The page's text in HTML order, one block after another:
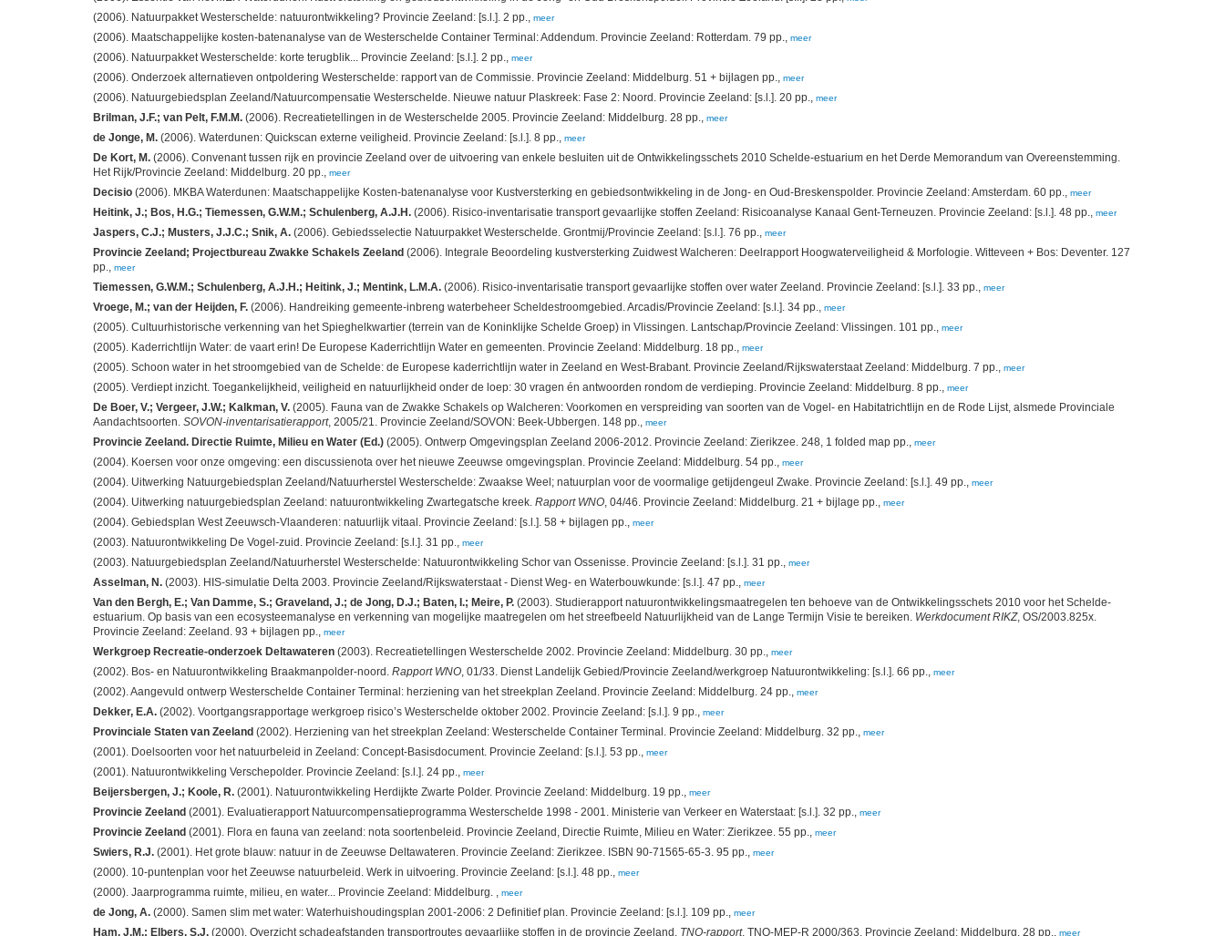
(2006). Natuurpakket Westerschelde: natuurontwikkeling? Provincie Zeeland: [s.l.]. 2 pp., meer
(2006). Maatschappelijke kosten-batenanalyse van de Westerschelde Container Terminal: Addendum. Provincie Zeeland: Rotterdam. 79 pp., meer
(2006). Natuurpakket Westerschelde: korte terugblik... Provincie Zeeland: [s.l.]. 2 pp., meer
(2006). Onderzoek alternatieven ontpoldering Westerschelde: rapport van de Commissie. Provincie Zeeland: Middelburg. 51 + bijlagen pp., meer
(2006). Natuurgebiedsplan Zeeland/Natuurcompensatie Westerschelde. Nieuwe natuur Plaskreek: Fase 2: Noord. Provincie Zeeland: [s.l.]. 20 pp., meer
Brilman, J.F.; van Pelt, F.M.M. (2006). Recreatietellingen in de Westerschelde 2005. Provincie Zeeland: Middelburg. 28 pp., meer
de Jonge, M. (2006). Waterdunen: Quickscan externe veiligheid. Provincie Zeeland: [s.l.]. 8 pp., meer
De Kort, M. (2006). Convenant tussen rijk en provincie Zeeland over de uitvoering van enkele besluiten uit de Ontwikkelingsschets 2010 Schelde-estuarium en het Derde Memorandum van Overeenstemming.
Het Rijk/Provincie Zeeland: Middelburg. 20 pp., meer
Decisio (2006). MKBA Waterdunen: Maatschappelijke Kosten-batenanalyse voor Kustversterking en gebiedsontwikkeling in de Jong- en Oud-Breskenspolder. Provincie Zeeland: Amsterdam. 60 pp., meer
Heitink, J.; Bos, H.G.; Tiemessen, G.W.M.; Schulenberg, A.J.H. (2006). Risico-inventarisatie transport gevaarlijke stoffen Zeeland: Risicoanalyse Kanaal Gent-Terneuzen. Provincie Zeeland: [s.l.]. 48 pp., meer
Jaspers, C.J.; Musters, J.J.C.; Snik, A. (2006). Gebiedsselectie Natuurpakket Westerschelde. Grontmij/Provincie Zeeland: [s.l.]. 76 pp., meer
Provincie Zeeland; Projectbureau Zwakke Schakels Zeeland (2006). Integrale Beoordeling kustversterking Zuidwest Walcheren: Deelrapport Hoogwaterveiligheid & Morfologie. Witteveen + Bos: Deventer. 127
pp., meer
Tiemessen, G.W.M.; Schulenberg, A.J.H.; Heitink, J.; Mentink, L.M.A. (2006). Risico-inventarisatie transport gevaarlijke stoffen over water Zeeland. Provincie Zeeland: [s.l.]. 33 pp., meer
Vroege, M.; van der Heijden, F. (2006). Handreiking gemeente-inbreng waterbeheer Scheldestroomgebied. Arcadis/Provincie Zeeland: [s.l.]. 34 pp., meer
(2005). Cultuurhistorische verkenning van het Spieghelkwartier (terrein van de Koninklijke Schelde Groep) in Vlissingen. Lantschap/Provincie Zeeland: Vlissingen. 101 pp., meer
(2005). Kaderrichtlijn Water: de vaart erin! De Europese Kaderrichtlijn Water en gemeenten. Provincie Zeeland: Middelburg. 18 pp., meer
(2005). Schoon water in het stroomgebied van de Schelde: de Europese kaderrichtlijn water in Zeeland en West-Brabant. Provincie Zeeland/Rijkswaterstaat Zeeland: Middelburg. 7 pp., meer
(2005). Verdiept inzicht. Toegankelijkheid, veiligheid en natuurlijkheid onder de loep: 30 vragen én antwoorden rondom de verdieping. Provincie Zeeland: Middelburg. 8 pp., meer
De Boer, V.; Vergeer, J.W.; Kalkman, V. (2005). Fauna van de Zwakke Schakels op Walcheren: Voorkomen en verspreiding van soorten van de Vogel- en Habitatrichtlijn en de Rode Lijst, alsmede Provinciale
Aandachtsoorten. SOVON-inventarisatierapport, 2005/21. Provincie Zeeland/SOVON: Beek-Ubbergen. 148 pp., meer
Provincie Zeeland. Directie Ruimte, Milieu en Water (Ed.) (2005). Ontwerp Omgevingsplan Zeeland 2006-2012. Provincie Zeeland: Zierikzee. 248, 1 folded map pp., meer
(2004). Koersen voor onze omgeving: een discussienota over het nieuwe Zeeuwse omgevingsplan. Provincie Zeeland: Middelburg. 54 pp., meer
(2004). Uitwerking Natuurgebiedsplan Zeeland/Natuurherstel Westerschelde: Zwaakse Weel; natuurplan voor de voormalige getijdengeul Zwake. Provincie Zeeland: [s.l.]. 49 pp., meer
(2004). Uitwerking natuurgebiedsplan Zeeland: natuurontwikkeling Zwartegatsche kreek. Rapport WNO, 04/46. Provincie Zeeland: Middelburg. 21 + bijlage pp., meer
(2004). Gebiedsplan West Zeeuwsch-Vlaanderen: natuurlijk vitaal. Provincie Zeeland: [s.l.]. 58 + bijlagen pp., meer
(2003). Natuurontwikkeling De Vogel-zuid. Provincie Zeeland: [s.l.]. 31 pp., meer
(2003). Natuurgebiedsplan Zeeland/Natuurherstel Westerschelde: Natuurontwikkeling Schor van Ossenisse. Provincie Zeeland: [s.l.]. 31 pp., meer
Asselman, N. (2003). HIS-simulatie Delta 2003. Provincie Zeeland/Rijkswaterstaat - Dienst Weg- en Waterbouwkunde: [s.l.]. 47 pp., meer
Van den Bergh, E.; Van Damme, S.; Graveland, J.; de Jong, D.J.; Baten, I.; Meire, P. (2003). Studierapport natuurontwikkelingsmaatregelen ten behoeve van de Ontwikkelingsschets 2010 voor het Schelde-
estuarium. Op basis van een ecosysteemanalyse en verkenning van mogelijke maatregelen om het streefbeeld Natuurlijkheid van de Lange Termijn Visie te bereiken. Werkdocument RIKZ, OS/2003.825x.
Provincie Zeeland: Zeeland. 93 + bijlagen pp., meer
Werkgroep Recreatie-onderzoek Deltawateren (2003). Recreatietellingen Westerschelde 2002. Provincie Zeeland: Middelburg. 30 pp., meer
(2002). Bos- en Natuurontwikkeling Braakmanpolder-noord. Rapport WNO, 01/33. Dienst Landelijk Gebied/Provincie Zeeland/werkgroep Natuurontwikkeling: [s.l.]. 66 pp., meer
(2002). Aangevuld ontwerp Westerschelde Container Terminal: herziening van het streekplan Zeeland. Provincie Zeeland: Middelburg. 24 pp., meer
Dekker, E.A. (2002). Voortgangsrapportage werkgroep risico’s Westerschelde oktober 2002. Provincie Zeeland: [s.l.]. 9 pp., meer
Provinciale Staten van Zeeland (2002). Herziening van het streekplan Zeeland: Westerschelde Container Terminal. Provincie Zeeland: Middelburg. 32 pp., meer
(2001). Doelsoorten voor het natuurbeleid in Zeeland: Concept-Basisdocument. Provincie Zeeland: [s.l.]. 53 pp., meer
(2001). Natuurontwikkeling Verschepolder. Provincie Zeeland: [s.l.]. 24 pp., meer
Beijersbergen, J.; Koole, R. (2001). Natuurontwikkeling Herdijkte Zwarte Polder. Provincie Zeeland: Middelburg. 19 pp., meer
Provincie Zeeland (2001). Evaluatierapport Natuurcompensatieprogramma Westerschelde 1998 - 2001. Ministerie van Verkeer en Waterstaat: [s.l.]. 32 pp., meer
Provincie Zeeland (2001). Flora en fauna van zeeland: nota soortenbeleid. Provincie Zeeland, Directie Ruimte, Milieu en Water: Zierikzee. 55 pp., meer
Swiers, R.J. (2001). Het grote blauw: natuur in de Zeeuwse Deltawateren. Provincie Zeeland: Zierikzee. ISBN 90-71565-65-3. 95 pp., meer
(2000). 10-puntenplan voor het Zeeuwse natuurbeleid. Werk in uitvoering. Provincie Zeeland: [s.l.]. 48 pp., meer
(2000). Jaarprogramma ruimte, milieu, en water... Provincie Zeeland: Middelburg. , meer
de Jong, A. (2000). Samen slim met water: Waterhuishoudingsplan 2001-2006: 2 Definitief plan. Provincie Zeeland: [s.l.]. 109 pp., meer
Ham, J.M.; Elbers, S.J. (2000). Overzicht schadeafstanden transportroutes gevaarlijke stoffen in de provincie Zeeland. TNO-rapport, TNO-MEP-R 2000/363. Provincie Zeeland: Middelburg. 28 pp., meer